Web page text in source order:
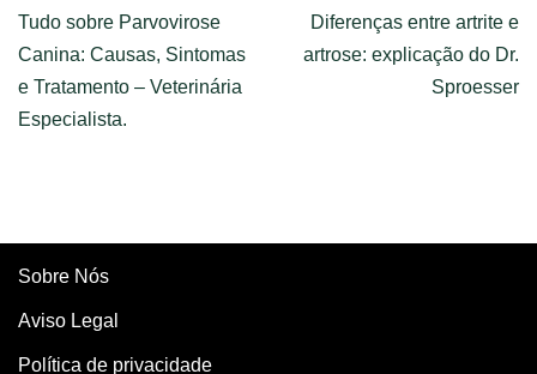
Tudo sobre Parvovirose
Canina: Causas, Sintomas
e Tratamento – Veterinária
Especialista.
Diferenças entre artrite e
artrose: explicação do Dr.
Sproesser
Sobre Nós
Aviso Legal
Política de privacidade